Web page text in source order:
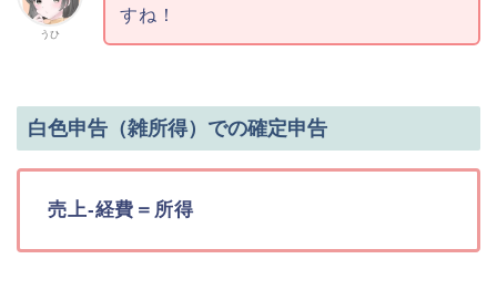
うひ
すね！
白色申告（雑所得）での確定申告
売上-経費＝所得